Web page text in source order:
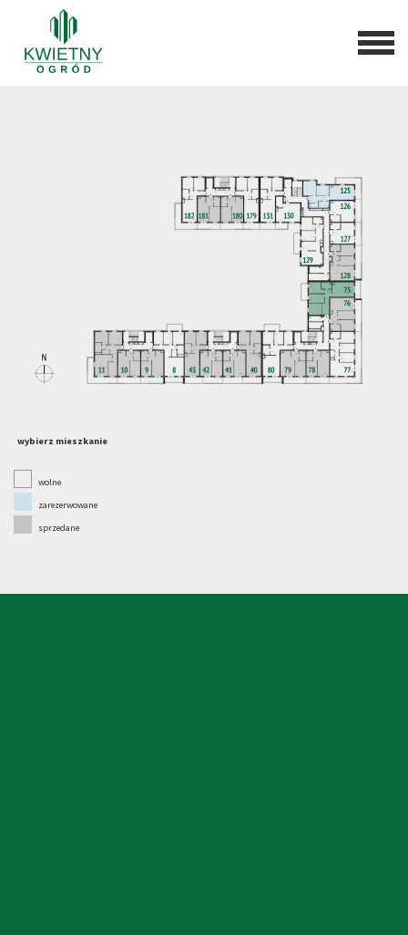
wybierz mieszkanie
wolne
zarezerwowane
sprzedane